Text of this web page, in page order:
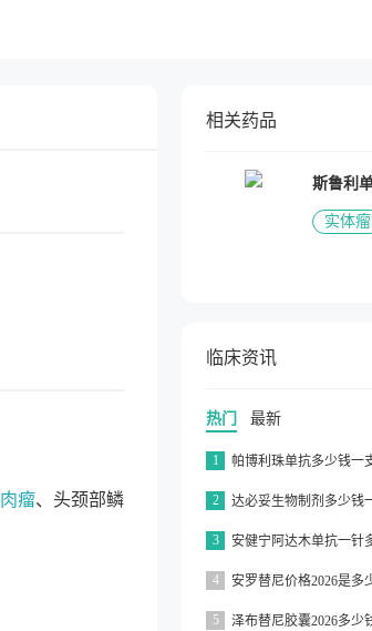
肉瘤、头颈部鳞
相关药品
斯鲁利
实体瘤
临床资讯
热门 最新
1 帕博利珠单抗多少钱一支2026？帕
2 达必妥生物制剂多少钱一针2026年？市
3 安健宁阿达木单抗一针多少钱?阿
4 安罗替尼价格2026是多少钱?安罗替
5 泽布替尼胶囊2026多少钱一盒？泽布